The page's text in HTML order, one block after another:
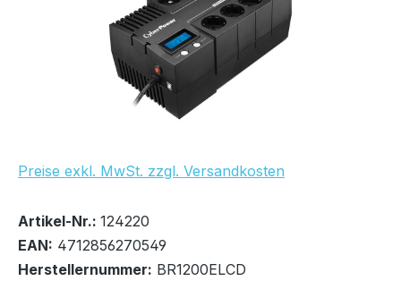
UVP Netto: 187,00 €
Preise exkl. MwSt. zzgl. Versandkosten
Bestand:8x
Sofort verfügbar, Lieferzeit: 1-2 Tage
Artikel-Nr.: 124220
EAN: 4712856270549
Herstellernummer: BR1200ELCD